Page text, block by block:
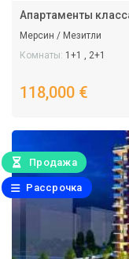
Апартаменты
Мерсин / Мезитли
Комнаты: 1+1 , 2+1
118,000 €
Продажа
Рассрочка